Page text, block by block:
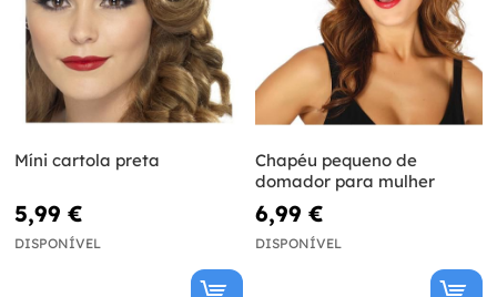
Míni cartola preta
5,99 €
DISPONÍVEL
Chapéu pequeno de
domador para mulher
6,99 €
DISPONÍVEL